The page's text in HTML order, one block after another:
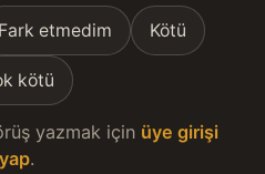
Fark etmedim Kötü
kötü
yazmak için üye girişi
yap.